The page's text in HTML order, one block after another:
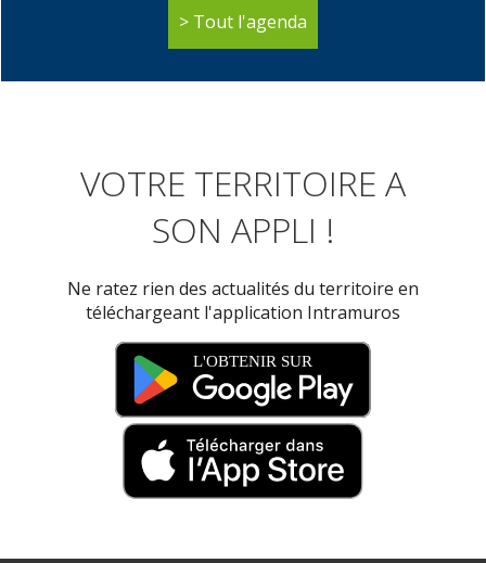
Tout l'agenda
VOTRE TERRITOIRE A
SON APPLI !
Ne ratez rien des actualités du territoire en
téléchargeant l'application Intramuros